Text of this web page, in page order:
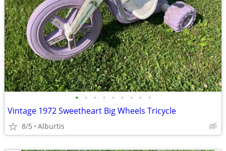
• • • • • • • • •
Vintage 1972 Sweetheart Big Wheels Tricycle
8/5 Alburtis